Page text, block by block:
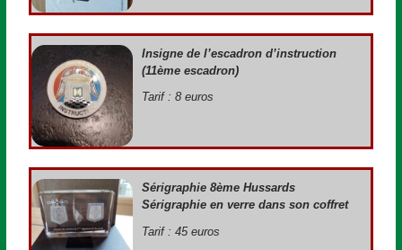
Insigne de l’escadron d’instruction
(11ème escadron)
Tarif : 8 euros
Sérigraphie 8ème Hussards
Sérigraphie en verre dans son coffret
Tarif : 45 euros